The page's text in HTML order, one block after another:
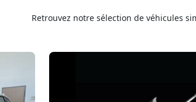
Retrouvez notre sélection de véhicules